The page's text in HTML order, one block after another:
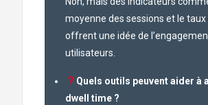
moyenne des sessions et le taux
offrent une idée de
utilisateurs.
Quels outils peuvent aider à
dwell time ?